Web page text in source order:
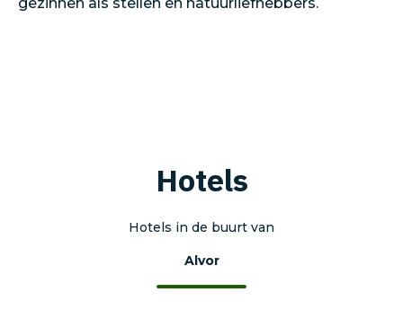
Hotels
Hotels in de buurt van
Alvor